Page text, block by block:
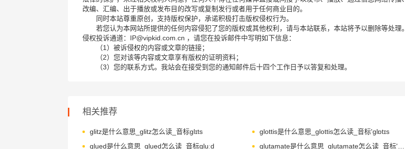
改编、汇编、出于播放或发布目的改写或复制发行或者用于任何商业目的。
同时本站尊重原创，支持版权保护，承诺积极打击版权侵权行为。
若您认为本网站所提供的任何内容侵犯了您的版权或其他权利，请与本站联系，本站将予以删除等处理。
侵权投诉通道：IP@vipkid.com.cn ，请您在投诉邮件中写明如下信息：
（1）被诉侵权的内容或文章的链接；
（2）您对该等内容或文章享有版权的证明资料；
（3）您的联系方式。我站会在接受到您的通知邮件后十四个工作日予以答复和处理。
相关推荐
glitz是什么意思_glitz怎么读_音标ɡlɪts
glottis是什么意思_glottis怎么读_音标'ɡlɒtɪs
glued是什么意思_glued怎么读_音标ɡluːd